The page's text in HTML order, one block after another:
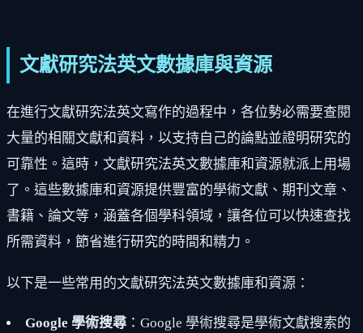
文獻研究法英文數據庫與資源
在進行文獻研究法英文寫作的過程中，各位勢必需要查閱
大量的相關文獻和資料，以支持自己的論點並證明研究的
可靠性。這時，文獻研究法英文數據庫和資源就派上用場
了。這些數據庫和資源提供豐富的學術文獻、期刊文章、
書籍、論文等，涵蓋各個學科領域，讓各位可以快速查找
所需資料，節省進行研究的時間和精力。
以下是一些常用的文獻研究法英文數據庫和資源：
Google 學術搜尋 ：Google 學術搜尋是學術文獻搜索的